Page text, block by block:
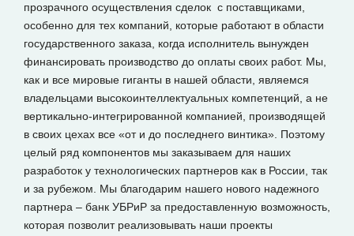
прозрачного осуществления сделок с поставщиками,
особенно для тех компаний, которые работают в области
государственного заказа, когда исполнитель вынужден
финансировать производство до оплаты своих работ. Мы,
как и все мировые гиганты в нашей области, являемся
владельцами высокоинтеллектуальных компетенций, а не
вертикально-интегрированной компанией, производящей
в своих цехах все «от и до последнего винтика». Поэтому
целый ряд компонентов мы заказываем для наших
разработок у технологических партнеров как в России, так
и за рубежом. Мы благодарим нашего нового надежного
партнера – банк УБРиР за предоставленную возможность,
которая позволит реализовывать наши проекты